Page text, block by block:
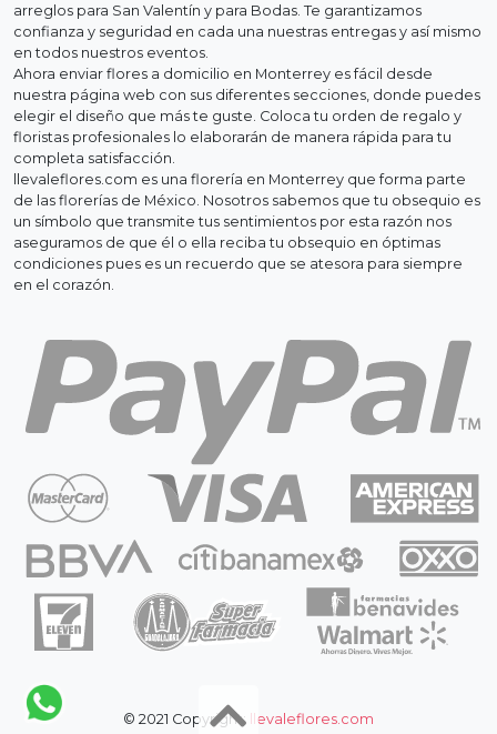
arreglos para San Valentín y para Bodas. Te garantizamos
confianza y seguridad en cada una nuestras entregas y así mismo
en todos nuestros eventos.
Ahora enviar flores a domicilio en Monterrey es fácil desde
nuestra página web con sus diferentes secciones, donde puedes
elegir el diseño que más te guste. Coloca tu orden de regalo y
floristas profesionales lo elaborarán de manera rápida para tu
completa satisfacción.
llevaleflores.com es una florería en Monterrey que forma parte
de las florerías de México. Nosotros sabemos que tu obsequio es
un símbolo que transmite tus sentimientos por esta razón nos
aseguramos de que él o ella reciba tu obsequio en óptimas
condiciones pues es un recuerdo que se atesora para siempre
en el corazón.
© 2021 Copyright: llevaleflores.com